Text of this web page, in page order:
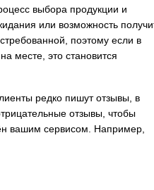
выбора продукции и
или возможность
поэтому если в
месте, это становится
редко пишут отзывы, в
отзывы, чтобы
вашим сервисом. Например,